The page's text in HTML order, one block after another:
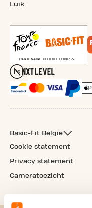
Luik
Basic-Fit België
Cookie statement
Privacy statement
Cameratoezicht